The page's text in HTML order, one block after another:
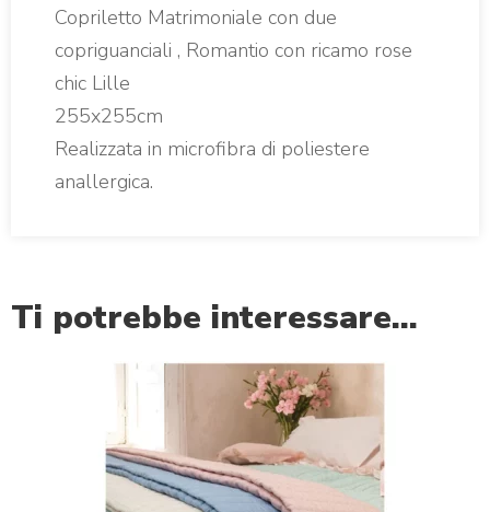
Copriletto Matrimoniale con due
copriguanciali , Romantio con ricamo rose
chic Lille
255x255cm
Realizzata in microfibra di poliestere
anallergica.
Ti potrebbe interessare…